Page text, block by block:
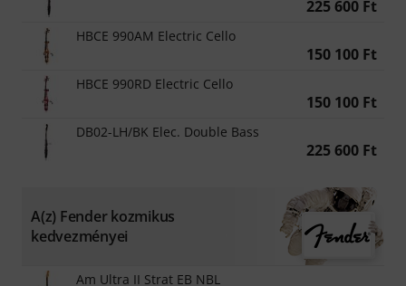
225 600 Ft
HBCE 990AM Electric Cello
150 100 Ft
HBCE 990RD Electric Cello
150 100 Ft
DB02-LH/BK Elec. Double Bass
225 600 Ft
A(z) Fender kozmikus
kedvezményei
Am Ultra II Strat EB NBL